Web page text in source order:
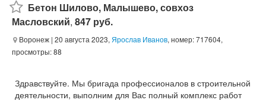
Бетон Шилово, Малышево, совхоз
Масловский, 847 руб.
Воронеж | 20 августа 2023, Ярослав Иванов, номер: 717604,
просмотры: 88
Здравствуйте. Мы бригада профессионалов в строительной
деятельности, выполним для Вас полный комплекс работ